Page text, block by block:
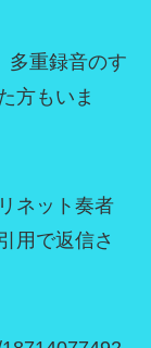
多重録音のす
方もいま
ネット奏者
用で返信さ